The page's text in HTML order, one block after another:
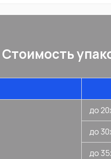
Стоимость
до
до
до